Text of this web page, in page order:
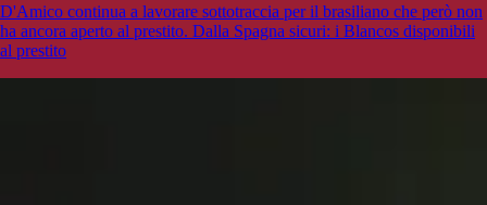
D'Amico continua a lavorare sottotraccia per il brasiliano che però non
ha ancora aperto al prestito. Dalla Spagna sicuri: i Blancos disponibili
al prestito